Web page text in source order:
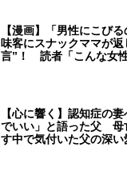
【漫画】「男性にこび
味客にスナックママが
言”！ 読者「こんな女性
【心に響く】認知症の
でいい」と語った父 母
す中で気付いた父の深い